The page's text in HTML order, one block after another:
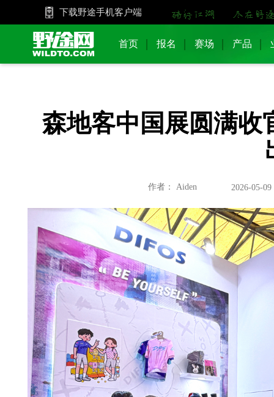
下载野途手机客户端
首页 报名 赛场 产品
森地客中国展圆满收
作者： Aiden 2026-05-09